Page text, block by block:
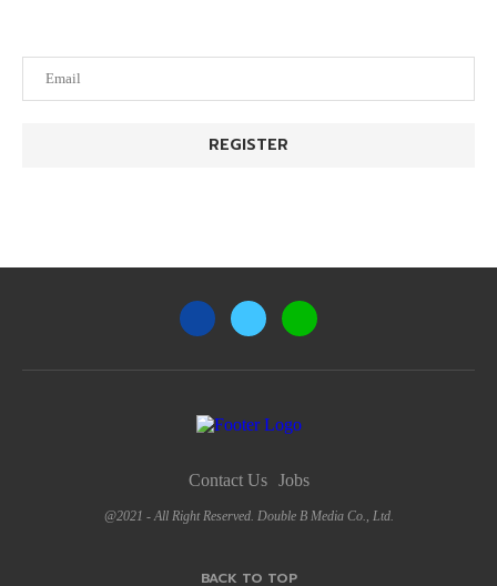
Contact Us Jobs
@2021 - All Right Reserved. Double B Media Co., Ltd.
BACK TO TOP